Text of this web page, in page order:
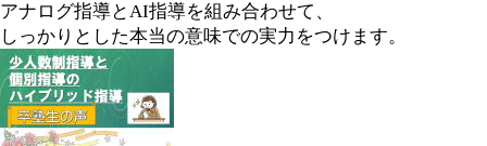
アナログ指導とAI指導を組み合わせて、
しっかりとした本当の意味での実力をつけます。